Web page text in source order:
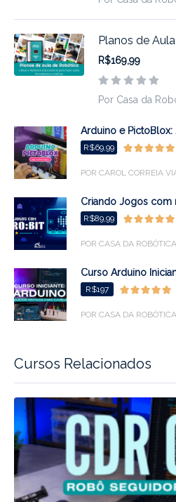
Cursos Relacionados
Planos de
R$169,99
Por Casa da
Arduino e PictoBlox:
R$69,99
POR CAROL CORREIA
Criando Jogos com
R$89,99
POR CASA DA ROBÓTICA
Curso Arduino
R$197
POR CASA DA ROBÓTICA